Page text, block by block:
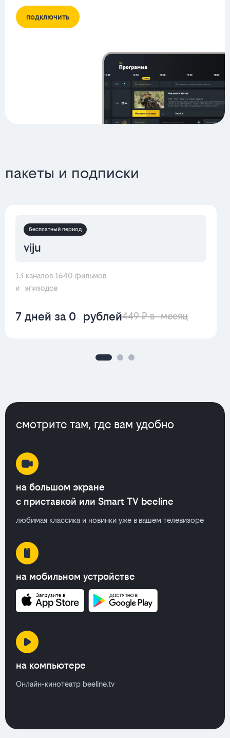
подключить
пакеты и подписки
бесплатный период
viju
13 каналов 1640 фильмов
и эпизодов
7 дней за 0 рублей449 ₽ в месяц
смотрите там, где вам удобно
на большом экране
с приставкой или Smart TV beeline
любимая классика и новинки уже в вашем телевизоре
на мобильном устройстве
на компьютере
Онлайн-кинотеатр beeline.tv